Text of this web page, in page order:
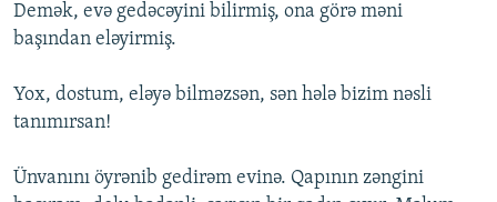
Demək, evə gedəcəyini bilirmiş, ona görə məni
başından eləyirmiş.
Yox, dostum, eləyə bilməzsən, sən hələ bizim nəsli
tanımırsan!
Ünvanını öyrənib gedirəm evinə. Qapının zəngini